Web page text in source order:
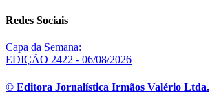
Redes Sociais
Capa da Semana:
EDIÇÃO 2422 - 06/08/2026
© Editora Jornalística Irmãos Valério Ltda.